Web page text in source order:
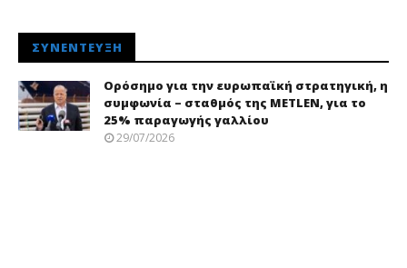
ΣΥΝΈΝΤΕΥΞΗ
Ορόσημο για την ευρωπαϊκή στρατηγική, η
συμφωνία – σταθμός της METLEN, για το
25% παραγωγής γαλλίου
29/07/2026